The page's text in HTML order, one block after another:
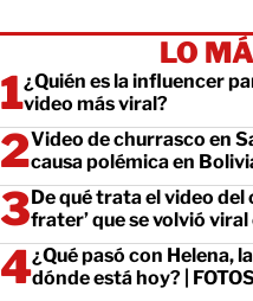
LO
¿Quién es la influencer
video más viral?
Video de churrasco en
causa polémica en
De qué trata el video del
frater’ que se volvió
¿Qué pasó con Helena,
dónde está hoy? |